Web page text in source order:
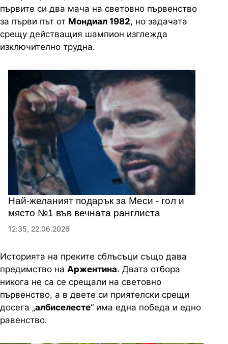
първите си два мача на световно първенство
за първи път от Мондиал 1982, но задачата
срещу действащия шампион изглежда
изключително трудна.
Най-желаният подарък за Меси - гол и
място №1 във вечната ранглиста
12:35, 22.06.2026
Историята на преките сблъсъци също дава
предимство на Аржентина. Двата отбора
никога не са се срещали на световно
първенство, а в двете си приятелски срещи
досега „албиселесте“ има една победа и едно
равенство.